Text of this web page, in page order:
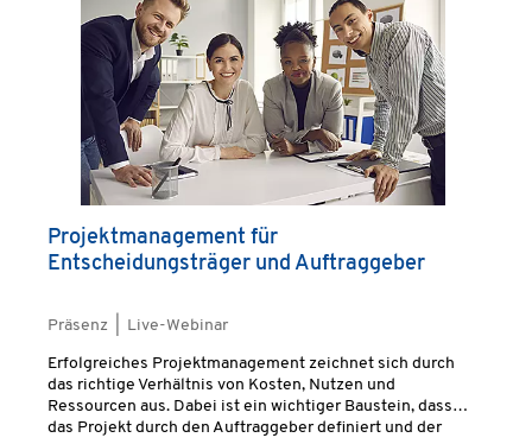
Projektmanagement für
Entscheidungsträger und Auftraggeber
Präsenz | Live-Webinar
Erfolgreiches Projektmanagement zeichnet sich durch
das richtige Verhältnis von Kosten, Nutzen und
Ressourcen aus. Dabei ist ein wichtiger Baustein, dass
das Projekt durch den Auftraggeber definiert und der